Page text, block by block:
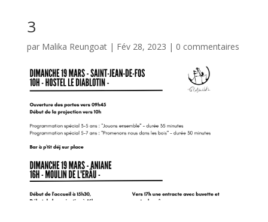
3
par Malika Reungoat| Fév 28, 2023 | 0 commentaires